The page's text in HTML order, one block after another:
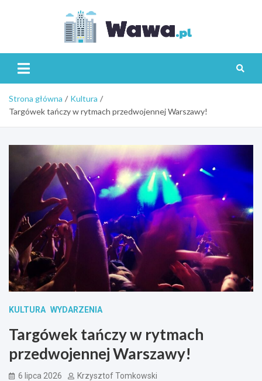
Strona główna
Kultura
Targówek tańczy w rytmach przedwojennej Warszawy!
KULTURA WYDARZENIA
Targówek tańczy w rytmach
przedwojennej Warszawy!
6 lipca 2026 Krzysztof Tomkowski